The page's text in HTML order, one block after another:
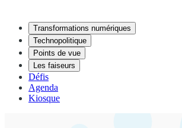
Transformations numériques
Technopolitique
Points de vue
Les faiseurs
Défis
Agenda
Kiosque